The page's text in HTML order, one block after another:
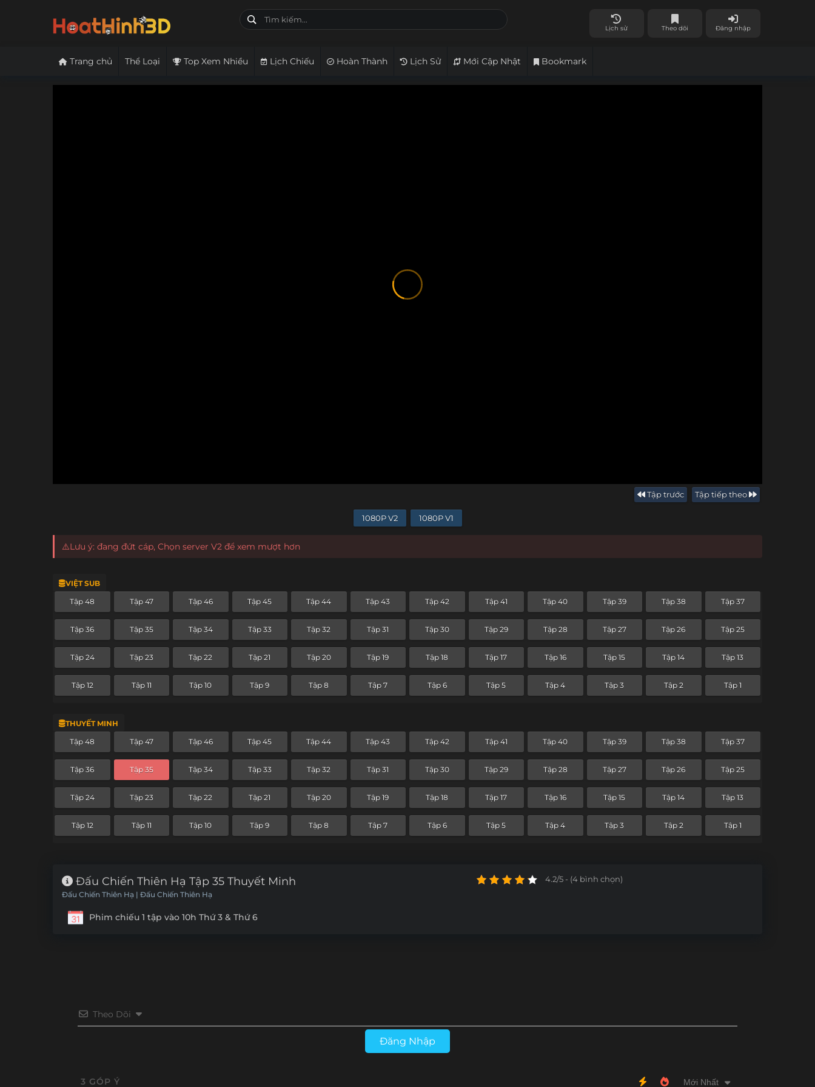
Lịch sử Theo dõi Đăng nhập
Trang chủ Thể Loại Top Xem Nhiều Lịch Chiếu Hoàn Thành Lịch Sử Mới Cập Nhật Bookmark
Tập trước Tập tiếp theo
1080P V2 1080P V1
⚠️Lưu ý: đang đứt cáp, Chọn server V2 để xem mượt hơn
VIỆT SUB
Tập 48 Tập 47 Tập 46 Tập 45 Tập 44 Tập 43 Tập 42 Tập 41 Tập 40 Tập 39 Tập 38 Tập 37
Tập 36 Tập 35 Tập 34 Tập 33 Tập 32 Tập 31 Tập 30 Tập 29 Tập 28 Tập 27 Tập 26 Tập 25
Tập 24 Tập 23 Tập 22 Tập 21 Tập 20 Tập 19 Tập 18 Tập 17 Tập 16 Tập 15 Tập 14 Tập 13
Tập 12 Tập 11 Tập 10 Tập 9 Tập 8 Tập 7 Tập 6 Tập 5 Tập 4 Tập 3 Tập 2 Tập 1
THUYẾT MINH
Tập 48 Tập 47 Tập 46 Tập 45 Tập 44 Tập 43 Tập 42 Tập 41 Tập 40 Tập 39 Tập 38 Tập 37
Tập 36 Tập 35 Tập 34 Tập 33 Tập 32 Tập 31 Tập 30 Tập 29 Tập 28 Tập 27 Tập 26 Tập 25
Tập 24 Tập 23 Tập 22 Tập 21 Tập 20 Tập 19 Tập 18 Tập 17 Tập 16 Tập 15 Tập 14 Tập 13
Tập 12 Tập 11 Tập 10 Tập 9 Tập 8 Tập 7 Tập 6 Tập 5 Tập 4 Tập 3 Tập 2 Tập 1
Đấu Chiến Thiên Hạ Tập 35 Thuyết Minh
Đấu Chiến Thiên Hạ | Đấu Chiến Thiên Hạ
Phim chiếu 1 tập vào 10h Thứ 3 & Thứ 6
4.2/5 - (4 bình chọn)
Theo Dõi
Đăng Nhập
3 GÓP Ý Mới Nhất